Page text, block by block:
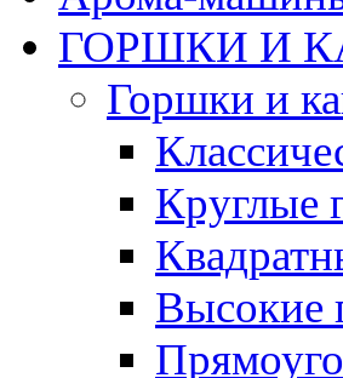
ГОРШКИ И
Горшки и
Круглые
Высокие